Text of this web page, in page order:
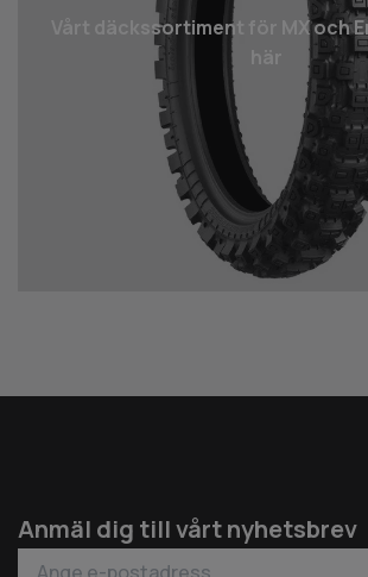
Vårt däcks­sortiment för MX och
Anmäl dig till vårt nyhetsbrev